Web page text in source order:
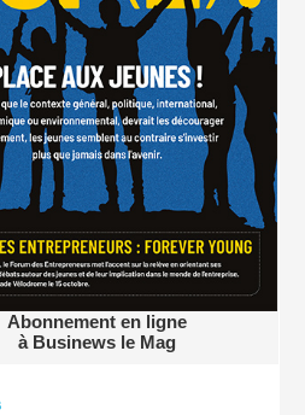
Abonnement en ligne
à Businews le Mag